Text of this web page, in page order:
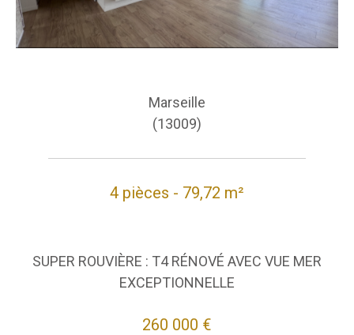
Marseille
(13009)
4 pièces - 79,72 m²
SUPER ROUVIÈRE : T4 RÉNOVÉ AVEC VUE MER
EXCEPTIONNELLE
260 000 €